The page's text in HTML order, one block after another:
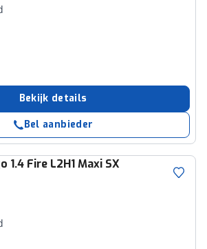
Bekijk details
Bel aanbieder
1.4 Fire L2H1 Maxi SX